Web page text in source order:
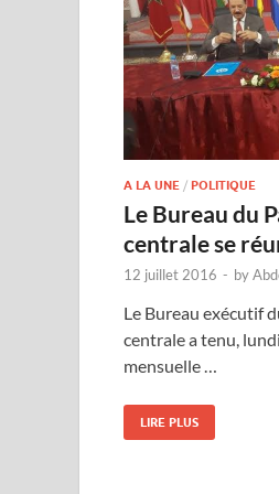
A LA UNE / POLITIQUE
Le Bureau du
centrale se
12 juillet 2016 - by
Le Bureau exécutif
centrale a tenu,
mensuelle …
LIRE PLUS